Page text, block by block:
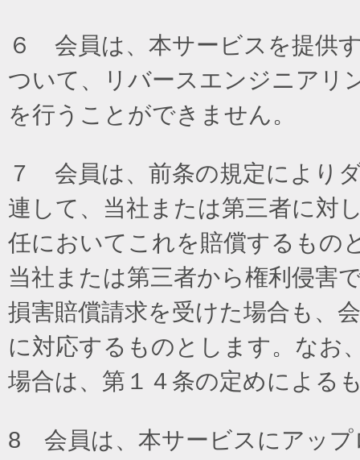
６ 会員は、本サービスを提供
ついて、リバースエンジニアリ
を行うことができません。
７ 会員は、前条の規定により
連して、当社または第三者に対
任においてこれを賠償するもの
当社または第三者から権利侵害
損害賠償請求を受けた場合も、
に対応するものとします。なお
場合は、第１４条の定めによる
8 会員は、本サービスにアップ